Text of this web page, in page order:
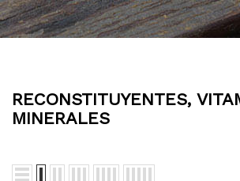
RECONSTITUYENTES,
MINERALES